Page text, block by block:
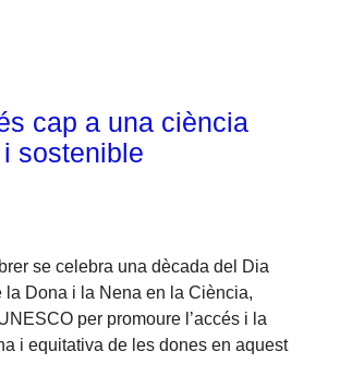
cap a una ciència
sostenible
se celebra una dècada del Dia
la Dona i la Nena en la Ciència,
per promoure l’accés i la
i equitativa de les dones en aquest